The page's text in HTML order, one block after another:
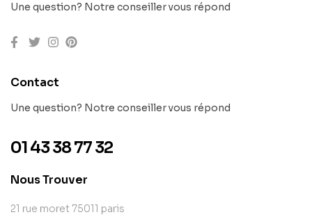
Une question? Notre conseiller vous répond
Contact
Une question? Notre conseiller vous répond
01 43 38 77 32
Nous Trouver
21 rue moret 75011 paris